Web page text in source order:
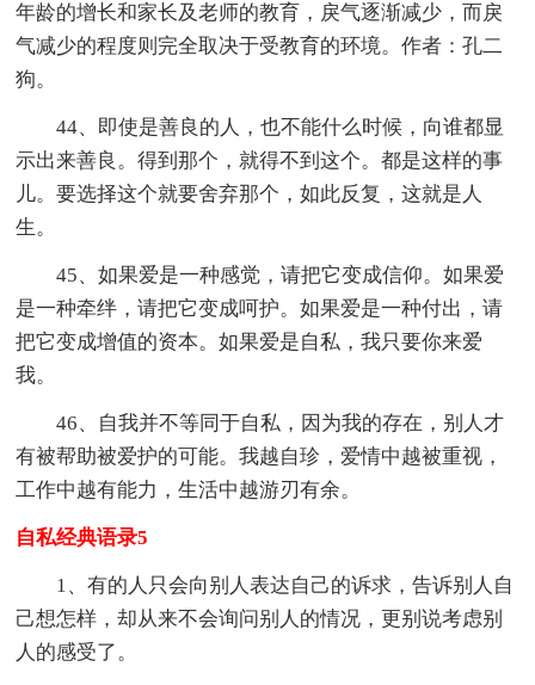
年龄的增长和家长及老师的教育，戾气逐渐减少，而戾
气减少的程度则完全取决于受教育的环境。作者：孔二
狗。
44、即使是善良的人，也不能什么时候，向谁都显
示出来善良。得到那个，就得不到这个。都是这样的事
儿。要选择这个就要舍弃那个，如此反复，这就是人
生。
45、如果爱是一种感觉，请把它变成信仰。如果爱
是一种牵绊，请把它变成呵护。如果爱是一种付出，请
把它变成增值的资本。如果爱是自私，我只要你来爱
我。
46、自我并不等同于自私，因为我的存在，别人才
有被帮助被爱护的可能。我越自珍，爱情中越被重视，
工作中越有能力，生活中越游刃有余。
自私经典语录5
1、有的人只会向别人表达自己的诉求，告诉别人自
己想怎样，却从来不会询问别人的情况，更别说考虑别
人的感受了。